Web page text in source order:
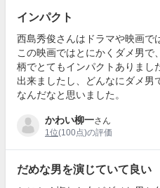
インパクト
西島秀俊さんはドラマや映画で
この映画ではとにかくダメ男
柄でとてもインパクトありまし
出来ましたし、どんなにダメ男
なんだなと思いました。
かわい柳一さん
1位(100点)の評価
だめな男を演じていて良い